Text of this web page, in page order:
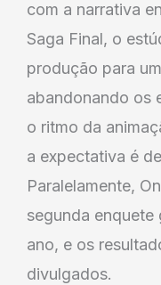
com a narrativa
Saga Final, o
produção para
abandonando os
o ritmo da
a expectativa é
Paralelamente,
segunda
ano, e os
divulgados.